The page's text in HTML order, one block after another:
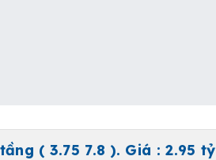
( 3.75 7.8 ). Giá : 2.95 tỷ